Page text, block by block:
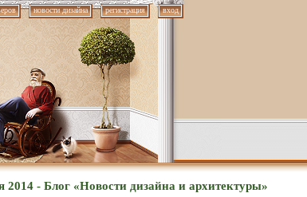
новости дизайна регистрация вход
2014 - Блог «Новости дизайна и архитектуры»